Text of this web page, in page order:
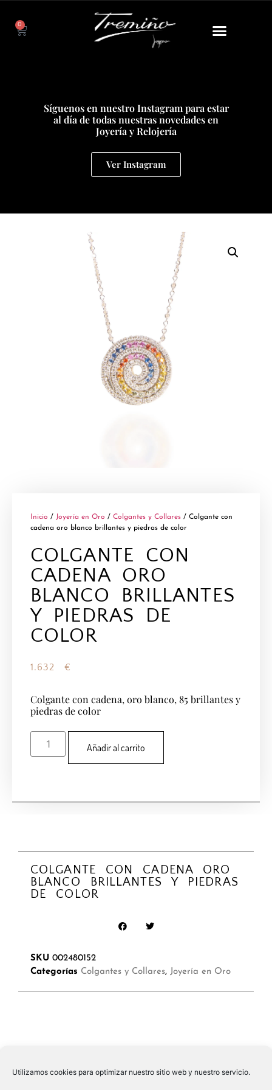
Utilizamos cookies para optimizar nuestro sitio web y nuestro servicio.
0
Síguenos en nuestro Instagram para estar
al día de todas nuestras novedades en
Joyería y Relojería
Ver Instagram
Inicio / Joyería en Oro / Colgantes y Collares / Colgante con
cadena oro blanco brillantes y piedras de color
COLGANTE CON
CADENA ORO
BLANCO BRILLANTES
Y PIEDRAS DE
COLOR
1.632 €
Colgante con cadena, oro blanco, 85 brillantes y
piedras de color
Añadir al carrito
COLGANTE CON CADENA ORO
BLANCO BRILLANTES Y PIEDRAS
DE COLOR
SKU 002480152
Categorías Colgantes y Collares, Joyería en Oro